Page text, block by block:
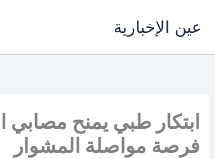
المحتوى
عين الإخبارية
ابتكار طبي يمنح مصابي
فرصة مواصلة المشوار